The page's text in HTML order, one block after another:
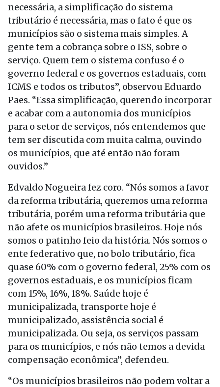
necessária, a simplificação do sistema
tributário é necessária, mas o fato é que os
municípios são o sistema mais simples. A
gente tem a cobrança sobre o ISS, sobre o
serviço. Quem tem o sistema confuso é o
governo federal e os governos estaduais, com
ICMS e todos os tributos”, observou Eduardo
Paes. “Essa simplificação, querendo incorporar
e acabar com a autonomia dos municípios
para o setor de serviços, nós entendemos que
tem ser discutida com muita calma, ouvindo
os municípios, que até então não foram
ouvidos.”
Edvaldo Nogueira fez coro. “Nós somos a favor
da reforma tributária, queremos uma reforma
tributária, porém uma reforma tributária que
não afete os municípios brasileiros. Hoje nós
somos o patinho feio da história. Nós somos o
ente federativo que, no bolo tributário, fica
quase 60% com o governo federal, 25% com os
governos estaduais, e os municípios ficam
com 15%, 16%, 18%. Saúde hoje é
municipalizada, transporte hoje é
municipalizado, assistência social é
municipalizada. Ou seja, os serviços passam
para os municípios, e nós não temos a devida
compensação econômica”, defendeu.
“Os municípios brasileiros não podem voltar a